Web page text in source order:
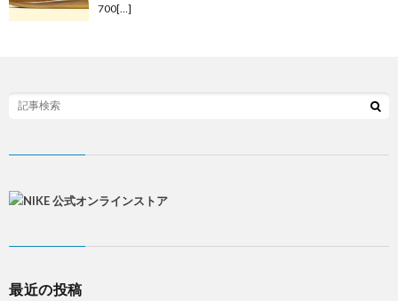
700[…]
最近の投稿